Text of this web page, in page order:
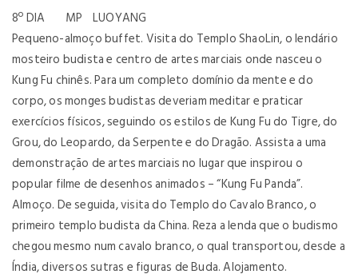
8º DIA MP LUOYANG
Pequeno-almoço buffet. Visita do Templo ShaoLin, o lendário
mosteiro budista e centro de artes marciais onde nasceu o
Kung Fu chinês. Para um completo domínio da mente e do
corpo, os monges budistas deveriam meditar e praticar
exercícios físicos, seguindo os estilos de Kung Fu do Tigre, do
Grou, do Leopardo, da Serpente e do Dragão. Assista a uma
demonstração de artes marciais no lugar que inspirou o
popular filme de desenhos animados – “Kung Fu Panda”.
Almoço. De seguida, visita do Templo do Cavalo Branco, o
primeiro templo budista da China. Reza a lenda que o budismo
chegou mesmo num cavalo branco, o qual transportou, desde a
Índia, diversos sutras e figuras de Buda. Alojamento.